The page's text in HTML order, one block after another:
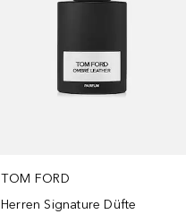
TOM FORD
Herren Signature Düfte